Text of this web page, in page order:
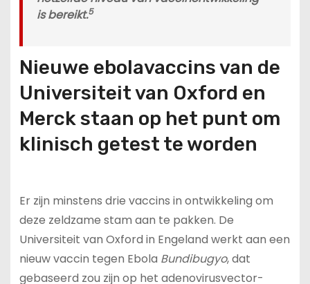
is bereikt.5
Nieuwe ebolavaccins van de
Universiteit van Oxford en
Merck staan op het punt om
klinisch getest te worden
Er zijn minstens drie vaccins in ontwikkeling om
deze zeldzame stam aan te pakken. De
Universiteit van Oxford in Engeland werkt aan een
nieuw vaccin tegen Ebola Bundibugyo, dat
gebaseerd zou zijn op het adenovirusvector-